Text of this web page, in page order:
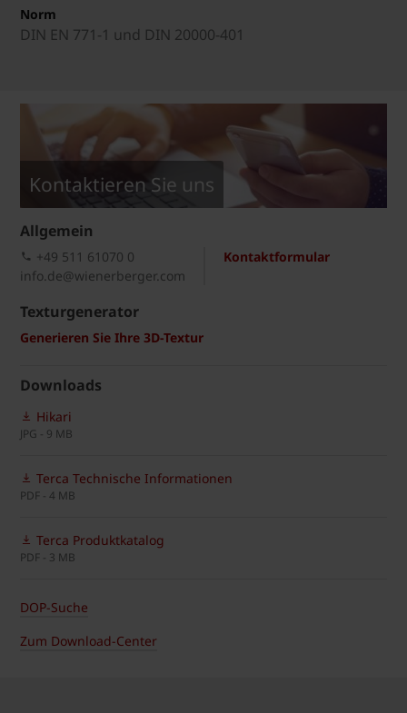
Norm
DIN EN 771-1 und DIN 20000-401
Kontaktieren Sie uns
Allgemein
Kontaktformular
+49 511 61070 0
info.de@wienerberger.com
Texturgenerator
Generieren Sie Ihre 3D-Textur
Downloads
Hikari
JPG - 9 MB
Terca Technische Informationen
PDF - 4 MB
Terca Produktkatalog
PDF - 3 MB
DOP-Suche
Zum Download-Center